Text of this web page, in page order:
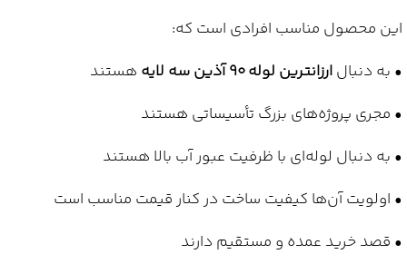
این محصول مناسب افرادی است که:
• به دنبالارزانترین لوله 90 آذین سه لایه
هستند
• مجری پروژه‌های بزرگ تأسیساتی هستند
• به دنبال لوله‌ای با ظرفیت عبور آب بالا هستند
• اولویت آن‌ها کیفیت ساخت در کنار قیمت مناسب است
• قصد خرید عمده و مستقیم دارند